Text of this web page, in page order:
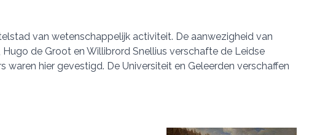
van wetenschappelijk activiteit. De aanwezigheid van
de Groot en Willibrord Snellius verschafte de Leidse
hier gevestigd. De Universiteit en Geleerden verschaffen